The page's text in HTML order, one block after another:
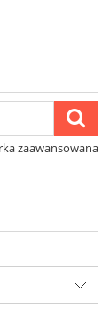
zaawansowana